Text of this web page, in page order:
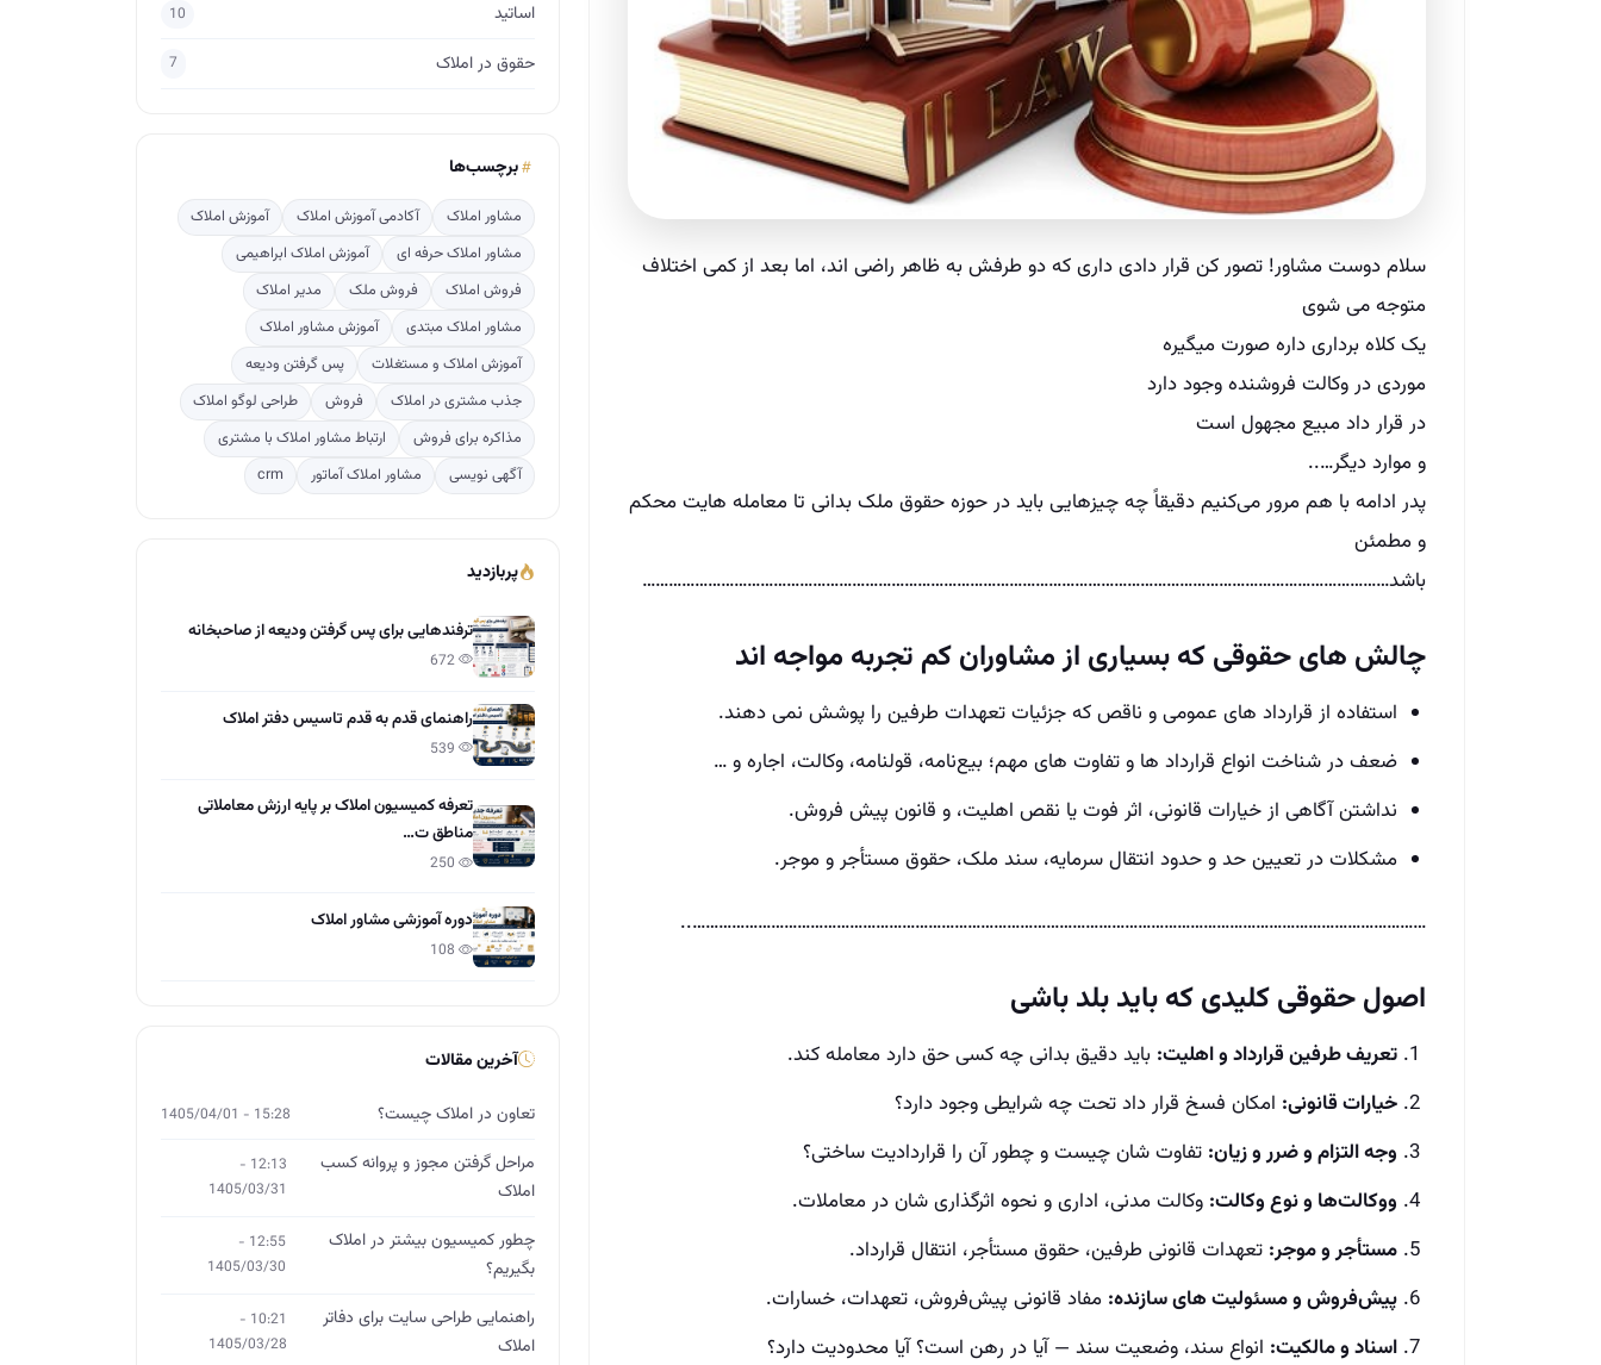
سلام دوست مشاور! تصور کن قرار دادی داری که دو طرفش به ظاهر راضی‌ اند، اما بعد از کمی اختلاف
متوجه می‌ شوی
یک کلاه برداری داره صورت میگیره
موردی در وکالت فروشنده وجود دارد
در قرار داد مبیع مجهول است
و موارد دیگر…..
پدر ادامه با هم مرور می‌کنیم دقیقاً چه چیزهایی باید در حوزه حقوق ملک بدانی تا معامله‌ هایت محکم
و مطمئن
باشد………………………………………………………………………………………………………………………………………………………
چالش‌ های حقوقی که بسیاری از مشاوران کم تجربه مواجه‌ اند
استفاده از قرارداد های عمومی و ناقص که جزئیات تعهدات طرفین را پوشش نمی‌ دهند.
ضعف در شناخت انواع قرارداد ها و تفاوت‌ های مهم؛ بیع‌نامه، قولنامه، وکالت، اجاره و …
نداشتن آگاهی از خیارات قانونی، اثر فوت یا نقص اهلیت، و قانون پیش‌ فروش.
مشکلات در تعیین حد و حدود انتقال سرمایه، سند ملک، حقوق مستأجر و موجر.
……………………………………………………………………………………………………………………………………………………..
اصول حقوقی کلیدی که باید بلد باشی
تعریف طرفین قرارداد و اهلیت: باید دقیق بدانی چه کسی حق دارد معامله کند.
خیارات قانونی: امکان فسخ قرار داد تحت چه شرایطی وجود دارد؟
وجه التزام و ضرر و زیان: تفاوت‌ شان چیست و چطور آن را قراردادیت ساختی؟
ووکالت‌ها و نوع وکالت: وکالت مدنی، اداری و نحوه اثرگذاری‌ شان در معاملات.
مستأجر و موجر: تعهدات قانونی طرفین، حقوق مستأجر، انتقال قرارداد.
پیش‌فروش و مسئولیت های سازنده: مفاد قانونی پیش‌فروش، تعهدات، خسارات.
اسناد و مالکیت: انواع سند، وضعیت سند — آیا در رهن است؟ آیا محدودیت دارد؟
اساتید 10
حقوق در املاک 7
برچسب‌ها
مشاور املاک آکادمی آموزش املاک
آموزش املاک
مشاور املاک حرفه ای
آموزش املاک ابراهیمی
فروش املاک
فروش ملک
مدیر املاک
مشاور املاک مبتدی
آموزش مشاور املاک
آموزش املاک و مستغلات
پس گرفتن ودیعه
جذب مشتری در املاک
فروش
طراحی لوگو املاک
مذاکره برای فروش
ارتباط مشاور املاک با مشتری
آگهی نویسی
مشاور املاک آماتور crm
پربازدید
ترفندهایی برای پس گرفتن ودیعه از صاحبخانه
راهنمای قدم به قدم تاسیس دفتر املاک
تعرفه کمیسیون املاک بر پایه ارزش معاملاتی
مناطق ت…
دوره آموزشی مشاور املاک
آخرین مقالات
تعاون در املاک چیست؟ 15:28 - 1405/04/01
مراحل گرفتن مجوز و پروانه کسب
املاک
12:13 -
1405/03/31
چطور کمیسیون بیشتر در املاک
بگیریم؟
12:55 -
1405/03/30
راهنمایی طراحی سایت برای دفاتر
املاک
10:21 -
1405/03/28